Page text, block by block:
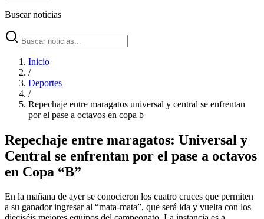
Buscar noticias
Inicio
/
Deportes
/
Repechaje entre maragatos universal y central se enfrentan
por el pase a octavos en copa b
Repechaje entre maragatos: Universal y
Central se enfrentan por el pase a octavos
en Copa “B”
En la mañana de ayer se conocieron los cuatro cruces que permiten
a su ganador ingresar al “mata-mata”, que será ida y vuelta con los